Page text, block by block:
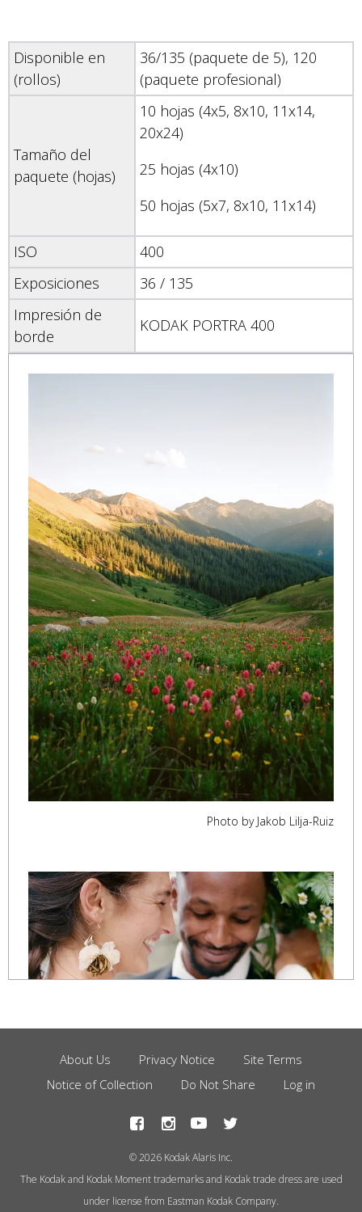
Disponible en
(rollos)
36/135 (paquete de 5), 120
(paquete profesional)
Tamaño del
paquete (hojas)
10 hojas (4x5, 8x10, 11x14,
20x24)
25 hojas (4x10)
50 hojas (5x7, 8x10, 11x14)
ISO
400
Exposiciones
36 / 135
Impresión de
borde
KODAK PORTRA 400
Photo by Jakob Lilja-Ruiz
Footer
Menu
About Us Privacy Notice
Site Terms
Notice of Collection
Do Not Share Log in
© 2026 Kodak Alaris Inc.
The Kodak and Kodak Moment trademarks and Kodak trade dress are used
under license from Eastman Kodak Company.